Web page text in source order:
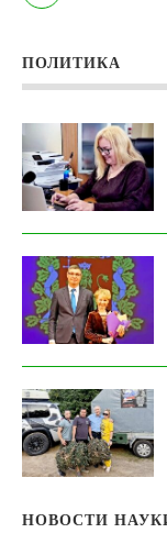
ПОЛИТИКА
НОВОСТИ